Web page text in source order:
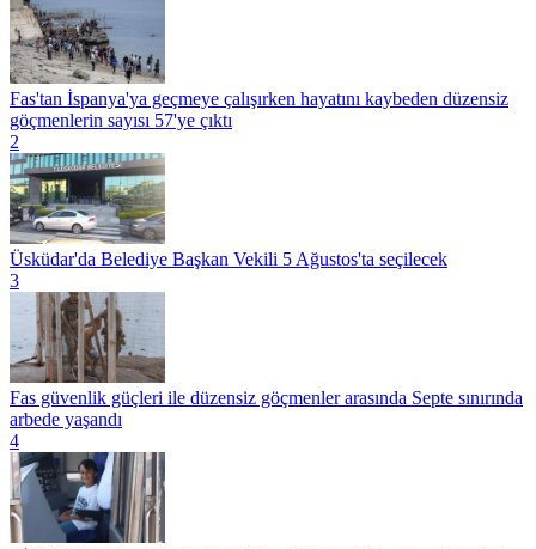
Fas'tan İspanya'ya geçmeye çalışırken hayatını kaybeden düzensiz
göçmenlerin sayısı 57'ye çıktı
2
Üsküdar'da Belediye Başkan Vekili 5 Ağustos'ta seçilecek
3
Fas güvenlik güçleri ile düzensiz göçmenler arasında Septe sınırında
arbede yaşandı
4